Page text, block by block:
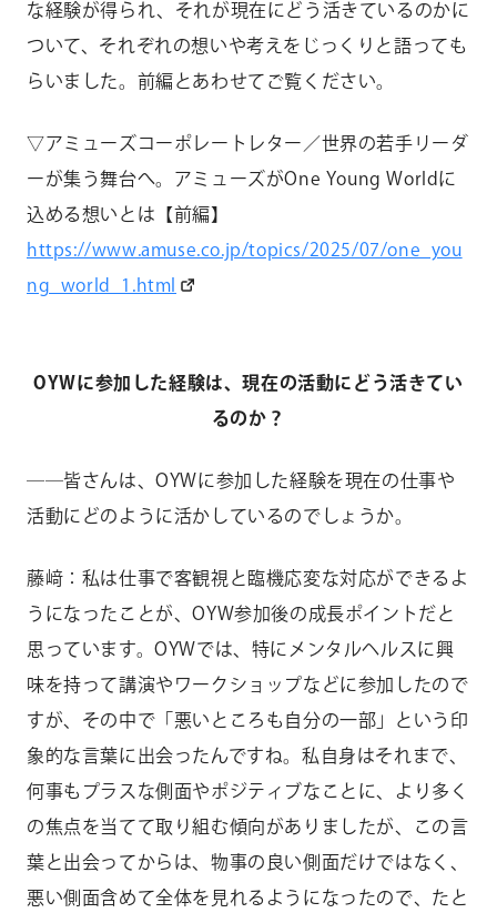
な経験が得られ、それが現在にどう活きているのかに
ついて、それぞれの想いや考えをじっくりと語っても
らいました。前編とあわせてご覧ください。
▽アミューズコーポレートレター／世界の若手リーダ
ーが集う舞台へ。アミューズがOne Young Worldに
込める想いとは【前編】
https://www.amuse.co.jp/topics/2025/07/one_you
ng_world_1.html
OYWに参加した経験は、現在の活動にどう活きてい
るのか？
――皆さんは、OYWに参加した経験を現在の仕事や
活動にどのように活かしているのでしょうか。
藤﨑：私は仕事で客観視と臨機応変な対応ができるよ
うになったことが、OYW参加後の成長ポイントだと
思っています。OYWでは、特にメンタルヘルスに興
味を持って講演やワークショップなどに参加したので
すが、その中で「悪いところも自分の一部」という印
象的な言葉に出会ったんですね。私自身はそれまで、
何事もプラスな側面やポジティブなことに、より多く
の焦点を当てて取り組む傾向がありましたが、この言
葉と出会ってからは、物事の良い側面だけではなく、
悪い側面含めて全体を見れるようになったので、たと